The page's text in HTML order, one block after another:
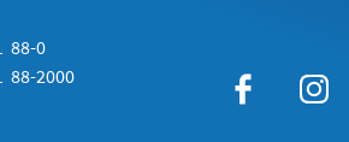
88-0
88-2000